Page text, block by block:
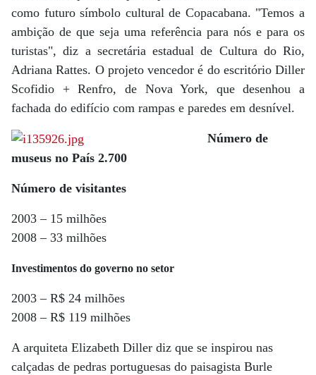
como futuro símbolo cultural de Copacabana. "Temos a
ambição de que seja uma referência para nós e para os
turistas", diz a secretária estadual de Cultura do Rio,
Adriana Rattes. O projeto vencedor é do escritório Diller
Scofidio + Renfro, de Nova York, que desenhou a
fachada do edifício com rampas e paredes em desnível.
Número de
museus no País 2.700
Número de visitantes
2003 – 15 milhões
2008 – 33 milhões
Investimentos do governo no setor
2003 – R$ 24 milhões
2008 – R$ 119 milhões
A arquiteta Elizabeth Diller diz que se inspirou nas
calçadas de pedras portuguesas do paisagista Burle